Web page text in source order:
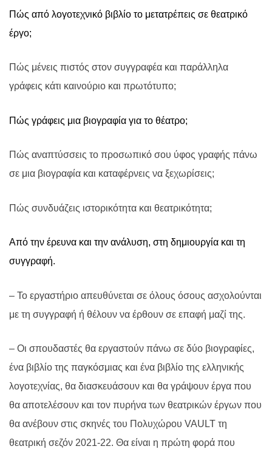
Πώς από λογοτεχνικό βιβλίο το μετατρέπεις σε θεατρικό
έργο;
Πώς μένεις πιστός στον συγγραφέα και παράλληλα
γράφεις κάτι καινούριο και πρωτότυπο;
Πώς γράφεις μια βιογραφία για το θέατρο;
Πώς αναπτύσσεις το προσωπικό σου ύφος γραφής πάνω
σε μια βιογραφία και καταφέρνεις να ξεχωρίσεις;
Πώς συνδυάζεις ιστορικότητα και θεατρικότητα;
Από την έρευνα και την ανάλυση, στη δημιουργία και τη
συγγραφή.
– Το εργαστήριο απευθύνεται σε όλους όσους ασχολούνται
με τη συγγραφή ή θέλουν να έρθουν σε επαφή μαζί της.
– Οι σπουδαστές θα εργαστούν πάνω σε δύο βιογραφίες,
ένα βιβλίο της παγκόσμιας και ένα βιβλίο της ελληνικής
λογοτεχνίας, θα διασκευάσουν και θα γράψουν έργα που
θα αποτελέσουν και τον πυρήνα των θεατρικών έργων που
θα ανέβουν στις σκηνές του Πολυχώρου VAULT τη
θεατρική σεζόν 2021-22. Θα είναι η πρώτη φορά που